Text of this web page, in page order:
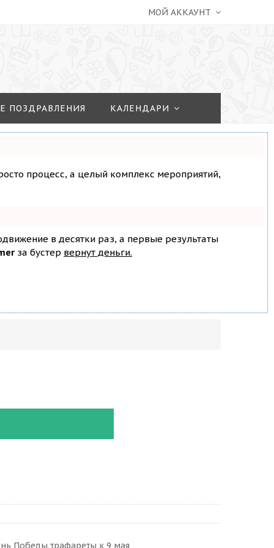
МОЙ АККАУНТ
ПОЗДРАВЛЕНИЯ КАЛЕНДАРИ
процесс, а целый комплекс мероприятий,
в десятки раз, а первые результаты
за бустер вернут деньги.
Победы трафареты к 9 мая